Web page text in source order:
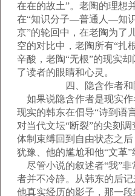
在在的故土”。老陶的理想
在“知识分子—普通人—知
京”的轮回中，在老陶为了
空的对比中，老陶所有“扎
辛酸，老陶“无根”的现实
了读者的眼睛和心灵。
四、隐含作者和隐
如果说隐含作者是现实作
现实的韩东在倡导“诗到语
对当代文坛“断裂”的尖刻
体制束缚回到自由状态之
犹豫、他的尴尬和他“文革”
尽管小说的叙述者“我”非
者并不冷静。从韩东的后
他真实经历的影子，那一